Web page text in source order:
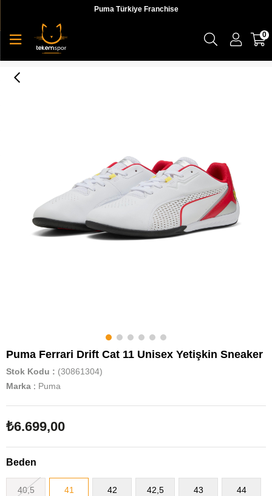
Puma Türkiye Franchise
0
Puma Ferrari Drift Cat 11 Unisex Yetişkin Sneaker
Stok Kodu
(30861304)
Marka : Puma
₺6.699,00
Beden
40,5 41 42 42,5 43 44